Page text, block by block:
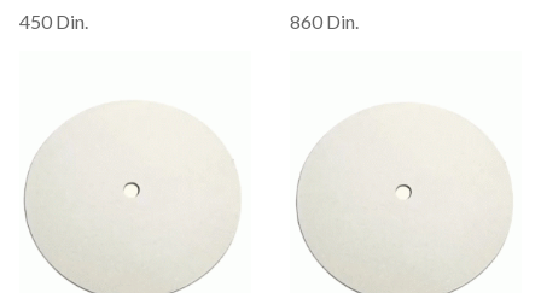
450 Din.
860 Din.